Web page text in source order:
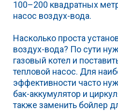
100–200 квадратных
насос воздух-вода.
Насколько проста
воздух-вода? По сути
газовый котел и
тепловой насос. Для
эффективности часто
бак-аккумулятор и
также заменить бойлер